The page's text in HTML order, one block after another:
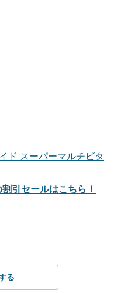
ド スーパーマルチビタ
引セールはこちら！
る